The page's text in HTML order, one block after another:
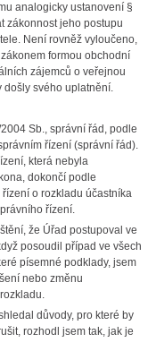
analogicky ustanovení §
zákonnost jeho postupu
Není rovněž vyloučeno,
formou obchodní
zájemců o veřejnou
došly svého uplatnění.
Sb., správní řád, podle
řízení (správní řád).
která nebyla
dokončí podle
o rozkladu účastníka
řízení.
že Úřad postupoval ve
posoudil případ ve všech
písemné podklady, jsem
nebo změnu
důvody, pro které by
rozhodl jsem tak, jak je